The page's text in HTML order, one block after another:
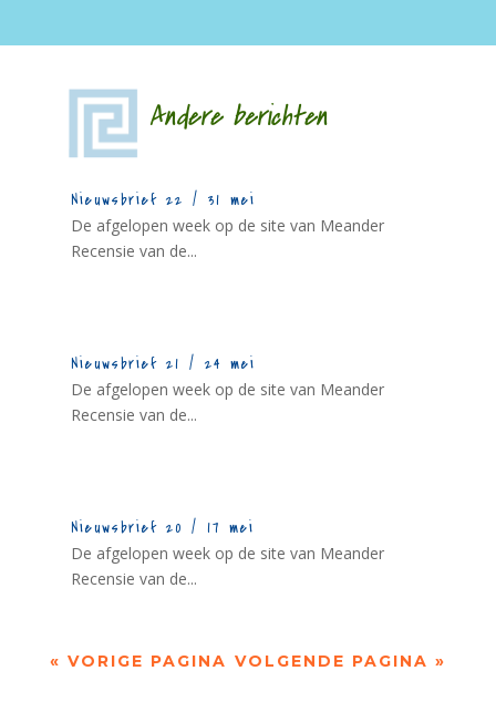
Andere berichten
Nieuwsbrief 22 / 31 mei
De afgelopen week op de site van Meander
Recensie van de...
Nieuwsbrief 21 / 24 mei
De afgelopen week op de site van Meander
Recensie van de...
Nieuwsbrief 20 / 17 mei
De afgelopen week op de site van Meander
Recensie van de...
« VORIGE PAGINA VOLGENDE PAGINA »